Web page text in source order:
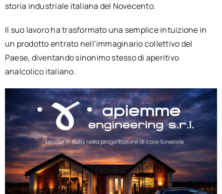
storia industriale italiana del Novecento.
Il suo lavoro ha trasformato una semplice intuizione in
un prodotto entrato nell’immaginario collettivo del
Paese, diventando sinonimo stesso di aperitivo
analcolico italiano.